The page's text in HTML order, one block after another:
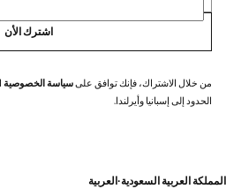
اشترك الأن
من خلال الاشتراك، فإنك توافق علىسياسة الخصوصية
الحدود إلى إسبانيا وأيرلندا.
المملكة العربية السعودية·العربية